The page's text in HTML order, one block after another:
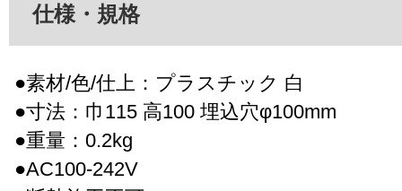
仕様・規格
●素材/色/仕上：プラスチック 白
●寸法：巾115 高100 埋込穴φ100mm
●重量：0.2kg
●AC100-242V